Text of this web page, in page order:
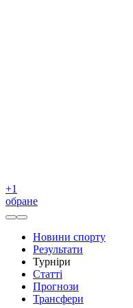
+1
обране
Новини спорту
Результати
Турніри
Статті
Прогнози
Трансфери